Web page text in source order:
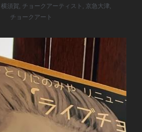
横須賀, チョークアーティスト,
京急大津,
チョークアート